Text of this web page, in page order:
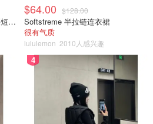
lululemon Softstreme 女士高腰短裤 10cm
$64.00 $128.00
Softstreme 半拉链连衣裙
很有气质
lululemon 2010人感兴趣
4